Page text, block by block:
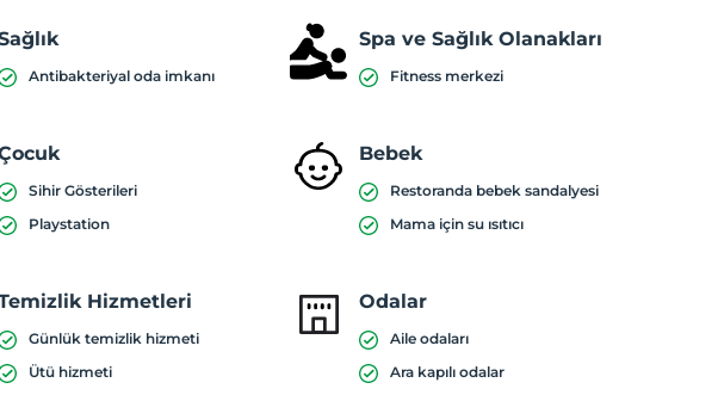
Antibakteriyal oda imkanı
Spa ve Sağlık Olanakları
Fitness merkezi
Sihir Gösterileri
Playstation
Bebek
Restoranda bebek sandalyesi
Mama için su ısıtıcı
Hizmetleri
Günlük temizlik hizmeti
Ütü hizmeti
Odalar
Aile odaları
Ara kapılı odalar